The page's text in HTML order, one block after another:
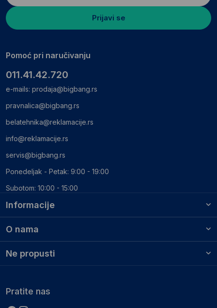
Informacije
O nama
Ne propusti
Prijavi se
Pomoć pri naručivanju
011.41.42.720
e-mails: prodaja@bigbang.rs
pravnalica@bigbang.rs
belatehnika@reklamacije.rs
info@reklamacije.rs
servis@bigbang.rs
Ponedeljak - Petak: 9:00 - 19:00
Subotom: 10:00 - 15:00
Pratite nas